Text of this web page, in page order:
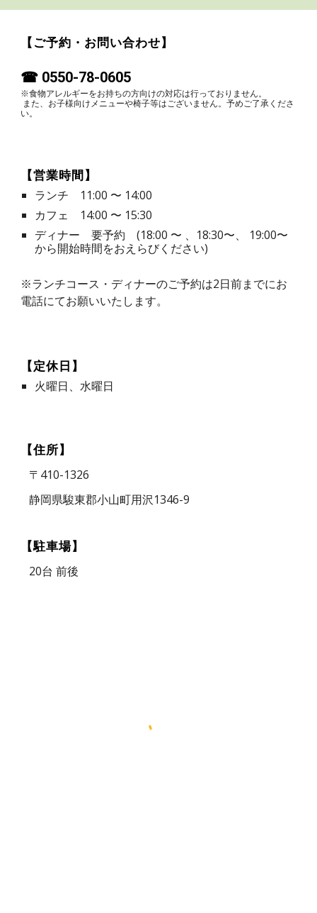
【ご予約・お問い合わせ】
☎︎ 0550-78-0605
※食物アレルギーをお持ちの方向けの対応は行っておりません。
また、お子様向けメニューや椅子等はございません。予めご了承くださ
い。
【営業時間】
ランチ 11:00 〜 14:00
カフェ 14:00 〜 15:30
ディナー 要予約 (18:00 〜 、18:30〜、 19:00〜
から開始時間をおえらびください)
※ランチコース・ディナーのご予約は2日前までにお
電話にてお願いいたします。
【定休日】
火曜日、水曜日
【住所】
〒410-1326
静岡県駿東郡小山町用沢1346-9
【駐車場】
20台 前後